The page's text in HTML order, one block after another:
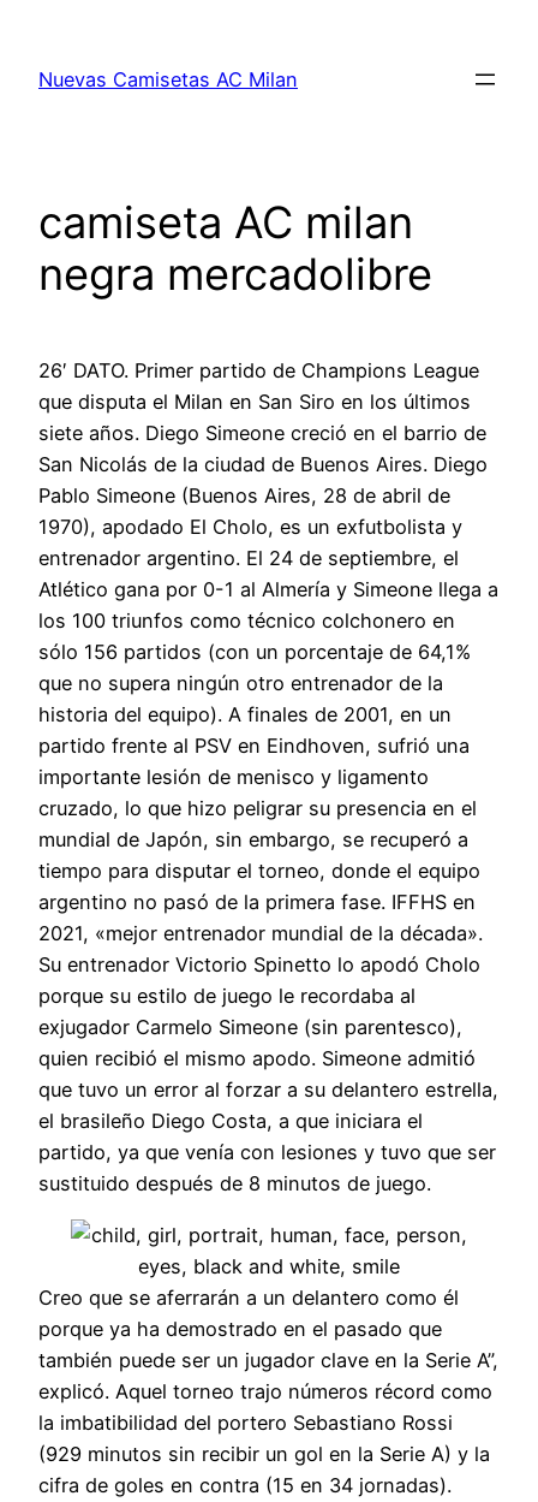
contenido
Nuevas Camisetas AC Milan
camiseta AC milan
negra mercadolibre
26′ DATO. Primer partido de Champions League
que disputa el Milan en San Siro en los últimos
siete años. Diego Simeone creció en el barrio de
San Nicolás de la ciudad de Buenos Aires. Diego
Pablo Simeone (Buenos Aires, 28 de abril de
1970), apodado El Cholo, es un exfutbolista y
entrenador argentino. El 24 de septiembre, el
Atlético gana por 0-1 al Almería y Simeone llega a
los 100 triunfos como técnico colchonero en
sólo 156 partidos (con un porcentaje de 64,1%
que no supera ningún otro entrenador de la
historia del equipo). A finales de 2001, en un
partido frente al PSV en Eindhoven, sufrió una
importante lesión de menisco y ligamento
cruzado, lo que hizo peligrar su presencia en el
mundial de Japón, sin embargo, se recuperó a
tiempo para disputar el torneo, donde el equipo
argentino no pasó de la primera fase. IFFHS en
2021, «mejor entrenador mundial de la década».
Su entrenador Victorio Spinetto lo apodó Cholo
porque su estilo de juego le recordaba al
exjugador Carmelo Simeone (sin parentesco),
quien recibió el mismo apodo. Simeone admitió
que tuvo un error al forzar a su delantero estrella,
el brasileño Diego Costa, a que iniciara el
partido, ya que venía con lesiones y tuvo que ser
sustituido después de 8 minutos de juego.
Creo que se aferrarán a un delantero como él
porque ya ha demostrado en el pasado que
también puede ser un jugador clave en la Serie A”,
explicó. Aquel torneo trajo números récord como
la imbatibilidad del portero Sebastiano Rossi
(929 minutos sin recibir un gol en la Serie A) y la
cifra de goles en contra (15 en 34 jornadas).